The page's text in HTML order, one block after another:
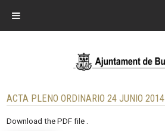
ACTA PLENO ORDINARIO 24 JUNIO 2014
Download the PDF file .